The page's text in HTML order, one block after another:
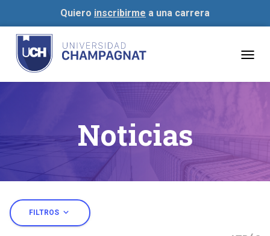
Quiero inscribirme a una carrera
Noticias
FILTROS expand_more